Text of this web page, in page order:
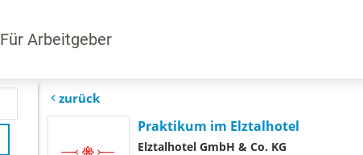
Für Arbeitgeber
zurück
Praktikum im Elztalhotel
Elztalhotel GmbH & Co. KG